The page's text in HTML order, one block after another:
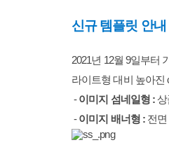
신규 템플릿 안내
2021년 12월 9일부터
라이트형 대비 높아진
-이미지 섬네일형 :상
-이미지 배너형 : 전